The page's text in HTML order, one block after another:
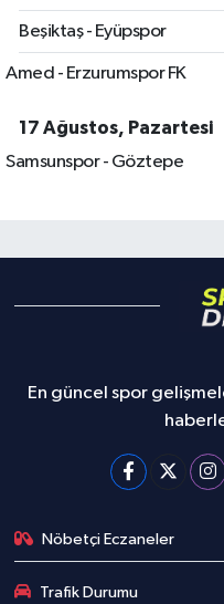
Beşiktaş - Eyüpspor
Amed - Erzurumspor FK
17 Ağustos, Pazartesi
Samsunspor - Göztepe
En güncel spor
Nöbetçi Eczaneler
Trafik Durumu